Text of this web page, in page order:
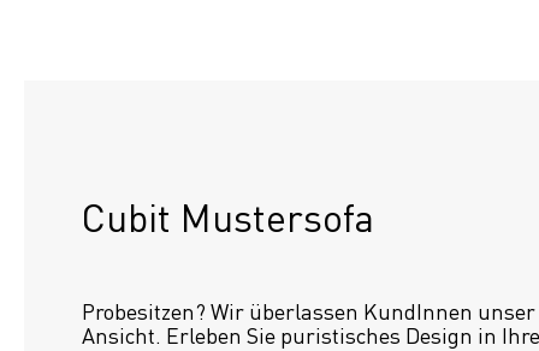
Cubit Mustersofa
Probesitzen? Wir überlassen KundInnen unser
Ansicht. Erleben Sie puristisches Design in